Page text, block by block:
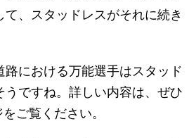
て、スタッドレスがそれに続き
路における万能選手はスタッド
うですね。詳しい内容は、ぜひ
ご覧ください。